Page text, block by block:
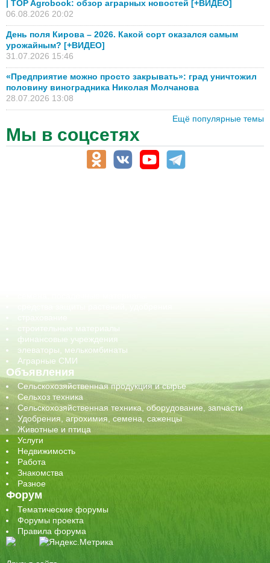
| TOP Agrobook: обзор аграрных новостей [+ВИДЕО]
06.08.2026 20:02
День поля Кирова – 2026. Какой сорт оказался самым
урожайным? [+ВИДЕО]
31.07.2026 15:46
«Предприятие можно просто закрывать»: град уничтожил
половину виноградника Николая Молчанова
28.07.2026 13:08
Ещё популярные темы
Мы в соцсетях
строительные материалы
финансовые учреждения
элеваторы, мелькомбинаты
Аграрные СМИ
Объявления
Сельскохозяйственная продукция и сырье
Сельхоз техника
Сельскохозяйственная техника, оборудование, запчасти
Удобрения, агрохимия, семена, саженцы
Животные и птица
Услуги
Недвижимость
Работа
Знакомства
Разное
Форум
Тематические форумы
Форумы проекта
Правила форума